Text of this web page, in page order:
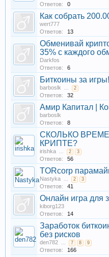
Ответов:
0
Как собрать
wert777
Ответов:
13
Обменивай
35% с каждого
Darkfos
Ответов:
6
Биткоины за игры!
barboslk ... 2
Ответов: 32
Амир Капитал |
barboslk
Ответов:
8
СКОЛЬКО
КРИПТЕ?
irishka ... 2 3
Ответов: 56
TORcorp
Nastyka ... 2 3
Ответов: 41
Онлайн игра для
kiborg123
Ответов:
14
Заработок
без рисков
den782 ... 7 8 9
Ответов: 166